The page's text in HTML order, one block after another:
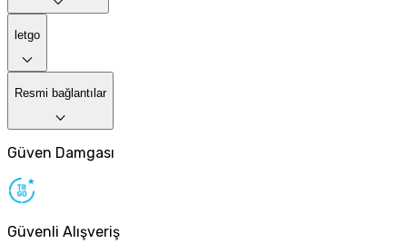
letgo
Resmi bağlantılar
Güven Damgası
Güvenli Alışveriş